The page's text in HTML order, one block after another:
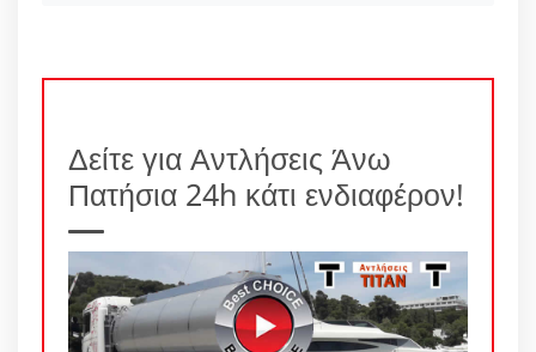
Δείτε για Αντλήσεις Άνω
Πατήσια 24h κάτι ενδιαφέρον!